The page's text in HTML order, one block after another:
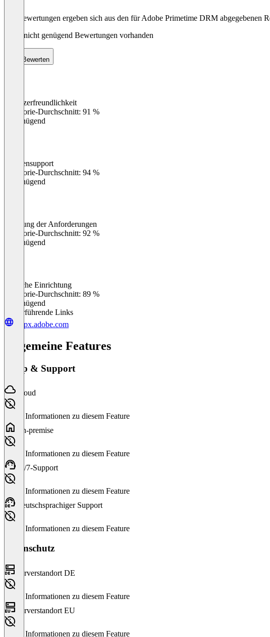
Die Bewertungen ergeben sich aus den für Adobe Primetime DRM abgegebenen
Noch nicht genügend Bewertungen vorhanden
Bewerten
Benutzerfreundlichkeit
Kategorie-Durchschnitt: 91 %
Ungenügend
Kundensupport
Kategorie-Durchschnitt: 94 %
Ungenügend
Erfüllung der Anforderungen
Kategorie-Durchschnitt: 92 %
Ungenügend
Einfache Einrichtung
Kategorie-Durchschnitt: 89 %
Ungenügend
Weiterführende Links
helpx.adobe.com
Allgemeine Features
Setup & Support
Cloud
Keine Informationen zu diesem Feature
On-premise
Keine Informationen zu diesem Feature
24/7-Support
Keine Informationen zu diesem Feature
Deutschsprachiger Support
Keine Informationen zu diesem Feature
Datenschutz
Serverstandort DE
Keine Informationen zu diesem Feature
Serverstandort EU
Keine Informationen zu diesem Feature